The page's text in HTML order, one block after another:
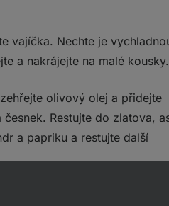
vajíčka. Nechte je
a nakrájejte na malé kousky.
olivový olej a přidejte
Restujte do zlatova,
a papriku a restujte další